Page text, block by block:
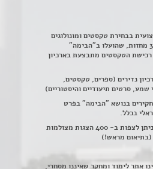
בבחירת טקסטים ומונולוגים
(מתוך למעלה מ – 3500 מחזות, שהועלו ב"הבימה"
רכישת הטקסטים מתבצעת בארכיון
נדירים (ספרים, טקסטים,
סרטים תיעודיים והיסטוריים)
בנושא "הבימה" בפרט
בכלל.
חדר הצפייה מרווח ובו ניתן לצפות ב- 400 הצגות מצולמות
מראש!)
אתר לימוד ומחקר שאיננו מסחרי,